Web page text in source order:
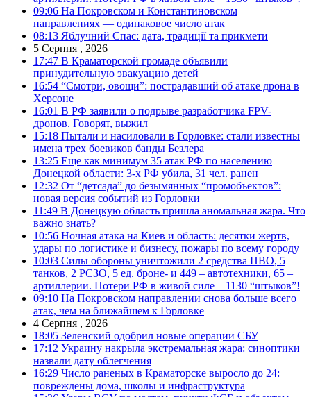
09:06 На Покровском и Константиновском
направлениях — одинаковое число атак
08:13 Яблучний Спас: дата, традиції та прикмети
5 Серпня , 2026
17:47 В Краматорской громаде объявили
принудительную эвакуацию детей
16:54 “Смотри, овощи”: пострадавший об атаке дрона в
Херсоне
16:01 В РФ заявили о подрыве разработчика FPV-
дронов. Говорят, выжил
15:18 Пытали и насиловали в Горловке: стали известны
имена трех боевиков банды Безлера
13:25 Еще как минимум 35 атак РФ по населению
Донецкой области: 3-х РФ убила, 31 чел. ранен
12:32 От “детсада” до безымянных “промобъектов”:
новая версия событий из Горловки
11:49 В Донецкую область пришла аномальная жара. Что
важно знать?
10:56 Ночная атака на Киев и область: десятки жертв,
удары по логистике и бизнесу, пожары по всему городу
10:03 Силы обороны уничтожили 2 средства ПВО, 5
танков, 2 РСЗО, 5 ед. броне- и 449 – автотехники, 65 –
артиллерии. Потери РФ в живой силе – 1130 “штыков”!
09:10 На Покровском направлении снова больше всего
атак, чем на ближайшем к Горловке
4 Серпня , 2026
18:05 Зеленский одобрил новые операции СБУ
17:12 Украину накрыла экстремальная жара: синоптики
назвали дату облегчения
16:29 Число раненых в Краматорске выросло до 24:
повреждены дома, школы и инфраструктура